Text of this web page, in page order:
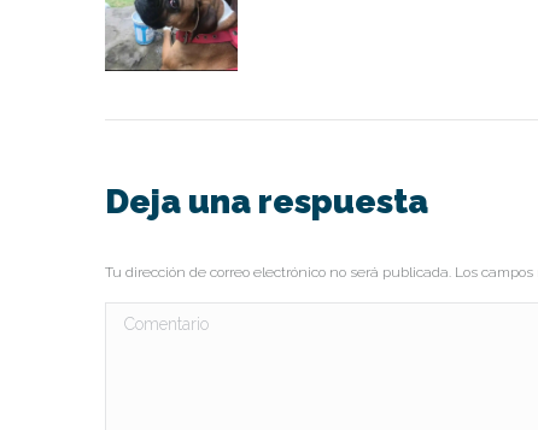
Deja una respuesta
Tu dirección de correo electrónico no será publicada. Los
Comentario